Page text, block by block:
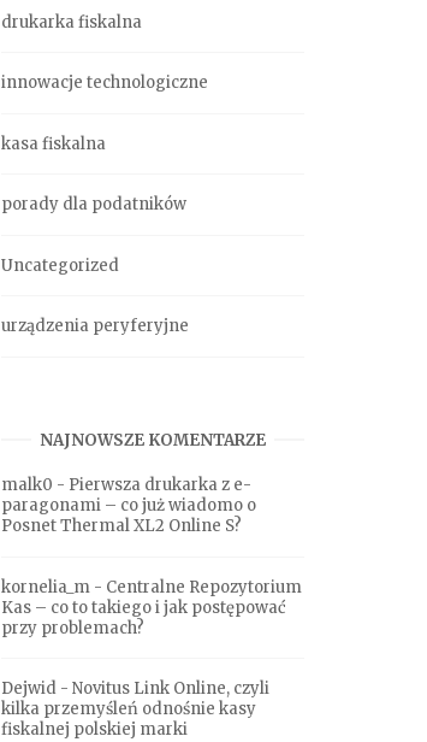
drukarka fiskalna
innowacje technologiczne
kasa fiskalna
porady dla podatników
Uncategorized
urządzenia peryferyjne
NAJNOWSZE KOMENTARZE
malk0 - Pierwsza drukarka z e-
paragonami – co już wiadomo o
Posnet Thermal XL2 Online S?
kornelia_m - Centralne Repozytorium
Kas – co to takiego i jak postępować
przy problemach?
Dejwid - Novitus Link Online, czyli
kilka przemyśleń odnośnie kasy
fiskalnej polskiej marki